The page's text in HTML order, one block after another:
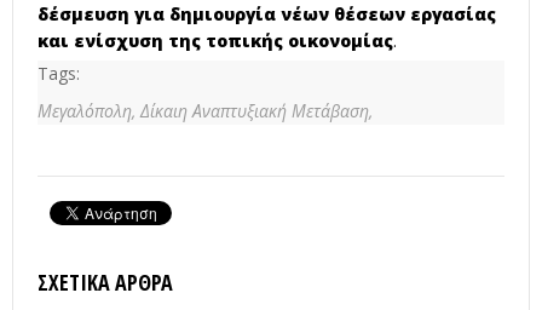
δέσμευση για δημιουργία νέων θέσεων εργασίας
και ενίσχυση της τοπικής οικονομίας.
Tags:
Μεγαλόπολη,Δίκαιη Αναπτυξιακή Μετάβαση,
ΣΧΕΤΙΚΆ ΆΡΘΡΑ